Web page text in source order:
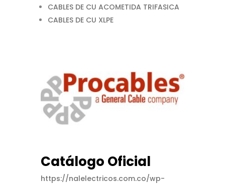
CABLES DE CU ACOMETIDA TRIFASICA
CABLES DE CU XLPE
Catálogo Oficial
https://nalelectricos.com.co/wp-